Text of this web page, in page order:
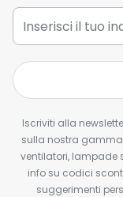
Iscriviti alla
sulla nostra
ventilatori, lampade
info su codici
suggerimenti